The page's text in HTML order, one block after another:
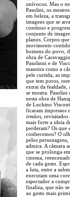
unívocos. Mas o
Pasolini, os
em beleza, a
imagens que se
contínuo e
conjunto de
planos. Corpos
movimento contido
homens do povo,
obra de
Pasolinni e de
maneira como a
pele curtida, as
que tem poros,
extrai da fealdade,
se mostra.
nesta obra de
de Luchino
ficaram impressos
irmãos ,
mais forte a ideia
perderam? Os que
conhecemos? O
pelos
admira. A câmara
que se prolonga
cinema,
de cada gesto.
a luta, entre a
executam uma
espectador a
finaliza, que não
ao gesto mais